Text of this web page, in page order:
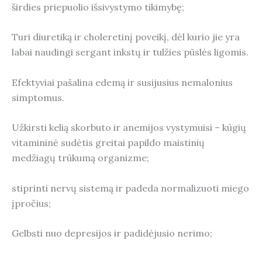
širdies priepuolio išsivystymo tikimybę;
Turi diuretiką ir choleretinį poveikį, dėl kurio jie yra
labai naudingi sergant inkstų ir tulžies pūslės ligomis.
Efektyviai pašalina edemą ir susijusius nemalonius
simptomus.
Užkirsti kelią skorbuto ir anemijos vystymuisi – kūgių
vitamininė sudėtis greitai papildo maistinių
medžiagų trūkumą organizme;
stiprinti nervų sistemą ir padeda normalizuoti miego
įpročius;
Gelbsti nuo depresijos ir padidėjusio nerimo;